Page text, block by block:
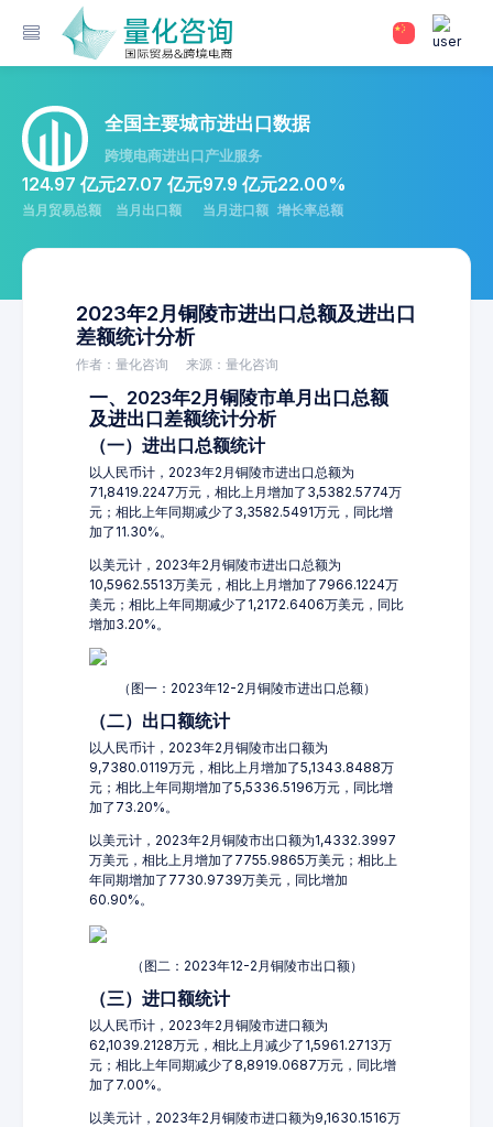
全国主要城市进出口数据
跨境电商进出口产业服务
124.97 亿元
当月贸易总额
27.07 亿元
当月出口额
97.9 亿元
当月进口额
22.00%
增长率总额
2023年2月铜陵市进出口总额及进出口
差额统计分析
作者：量化咨询 来源：量化咨询
一、2023年2月铜陵市单月出口总额
及进出口差额统计分析
（一）进出口总额统计
以人民币计，2023年2月铜陵市进出口总额为
71,8419.2247万元，相比上月增加了3,5382.5774万
元；相比上年同期减少了3,3582.5491万元，同比增
加了11.30%。
以美元计，2023年2月铜陵市进出口总额为
10,5962.5513万美元，相比上月增加了7966.1224万
美元；相比上年同期减少了1,2172.6406万美元，同比
增加3.20%。
（图一：2023年12-2月铜陵市进出口总额）
（二）出口额统计
以人民币计，2023年2月铜陵市出口额为
9,7380.0119万元，相比上月增加了5,1343.8488万
元；相比上年同期增加了5,5336.5196万元，同比增
加了73.20%。
以美元计，2023年2月铜陵市出口额为1,4332.3997
万美元，相比上月增加了7755.9865万美元；相比上
年同期增加了7730.9739万美元，同比增加
60.90%。
（图二：2023年12-2月铜陵市出口额）
（三）进口额统计
以人民币计，2023年2月铜陵市进口额为
62,1039.2128万元，相比上月减少了1,5961.2713万
元；相比上年同期减少了8,8919.0687万元，同比增
加了7.00%。
以美元计，2023年2月铜陵市进口额为9,1630.1516万